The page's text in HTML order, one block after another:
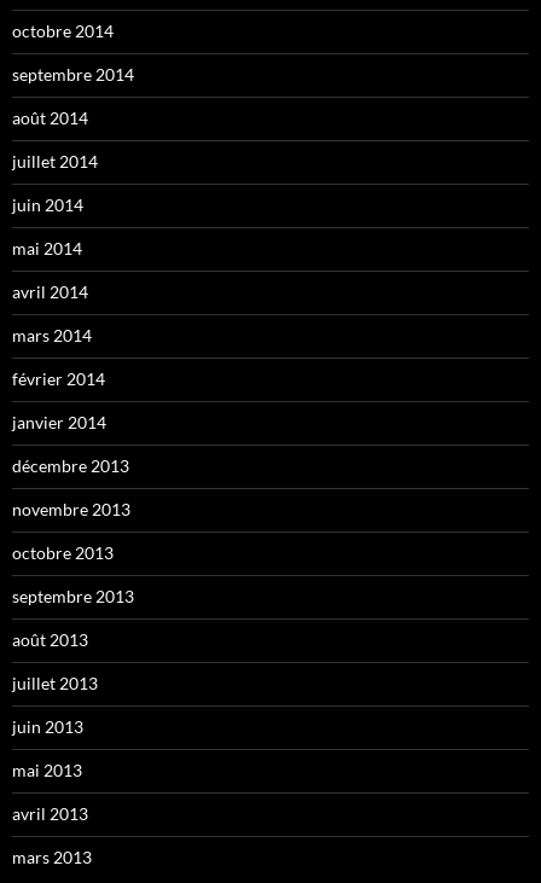
octobre 2014
septembre 2014
août 2014
juillet 2014
juin 2014
mai 2014
avril 2014
mars 2014
février 2014
janvier 2014
décembre 2013
novembre 2013
octobre 2013
septembre 2013
août 2013
juillet 2013
juin 2013
mai 2013
avril 2013
mars 2013